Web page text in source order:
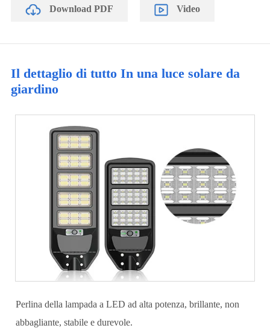
Download PDF Video
Il dettaglio di tutto In una luce solare da
giardino
Perlina della lampada a LED ad alta potenza, brillante, non
abbagliante, stabile e durevole.